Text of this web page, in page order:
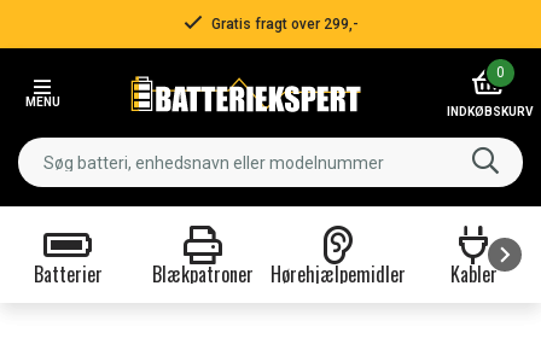
Gratis fragt over 299,-
MENU
0
INDKØBSKURV
Batterier Blækpatroner Hørehjælpemidler Kabler